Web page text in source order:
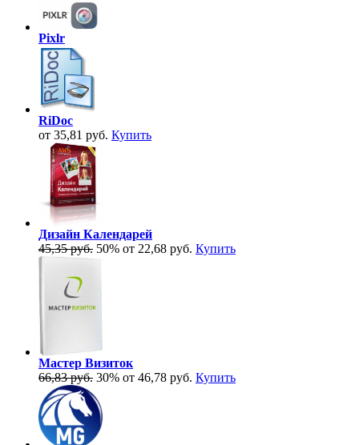
Pixlr
RiDoc
от 35,81 руб. Купить
Дизайн Календарей
45,35 руб. 50% от 22,68 руб. Купить
Мастер Визиток
66,83 руб. 30% от 46,78 руб. Купить